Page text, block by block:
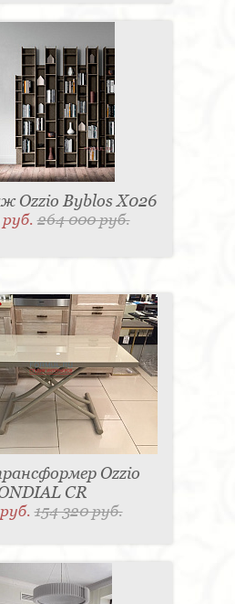
Ozzio Byblos X026
руб.264 000 руб.
Ozzio
CR
154 320 руб.